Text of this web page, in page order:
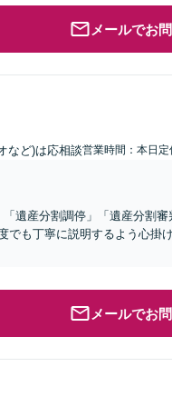
メールでお
など)は応相談営業時間：本日定
遺産分割調停」「遺産分割審
も丁寧に説明するよう心掛
メールでお